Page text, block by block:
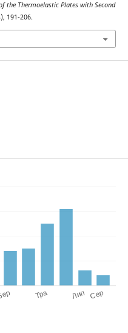
the Thermoelastic Plates with Second
191-206.